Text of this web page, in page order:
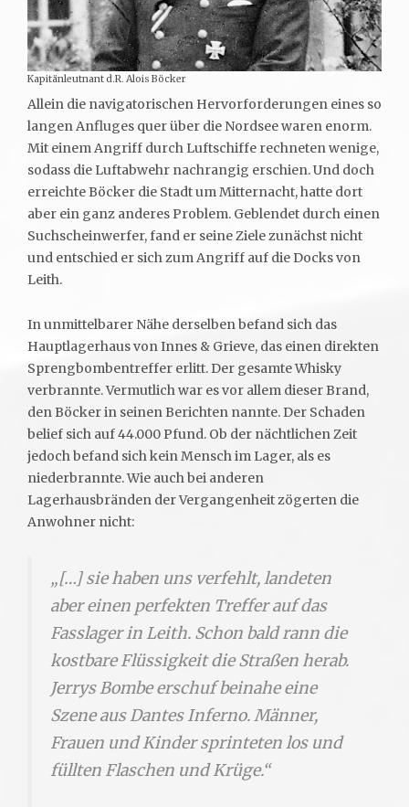
Kapitänleutnant d.R. Alois Böcker
Allein die navigatorischen Hervorforderungen eines so
langen Anfluges quer über die Nordsee waren enorm.
Mit einem Angriff durch Luftschiffe rechneten wenige,
sodass die Luftabwehr nachrangig erschien. Und doch
erreichte Böcker die Stadt um Mitternacht, hatte dort
aber ein ganz anderes Problem. Geblendet durch einen
Suchscheinwerfer, fand er seine Ziele zunächst nicht
und entschied er sich zum Angriff auf die Docks von
Leith.
In unmittelbarer Nähe derselben befand sich das
Hauptlagerhaus von Innes & Grieve, das einen direkten
Sprengbombentreffer erlitt. Der gesamte Whisky
verbrannte. Vermutlich war es vor allem dieser Brand,
den Böcker in seinen Berichten nannte. Der Schaden
belief sich auf 44.000 Pfund. Ob der nächtlichen Zeit
jedoch befand sich kein Mensch im Lager, als es
niederbrannte. Wie auch bei anderen
Lagerhausbränden der Vergangenheit zögerten die
Anwohner nicht:
„[…] sie haben uns verfehlt, landeten
aber einen perfekten Treffer auf das
Fasslager in Leith. Schon bald rann die
kostbare Flüssigkeit die Straßen herab.
Jerrys Bombe erschuf beinahe eine
Szene aus Dantes Inferno. Männer,
Frauen und Kinder sprinteten los und
füllten Flaschen und Krüge.“